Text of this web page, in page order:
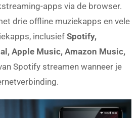
apps via de browser.
drie offline muziekapps en vele
inclusief Spotify,
Apple Music, Amazon Music,
Spotify streamen wanneer je